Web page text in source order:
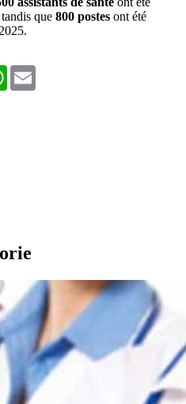
que 800 postes ont été
WhatsApp